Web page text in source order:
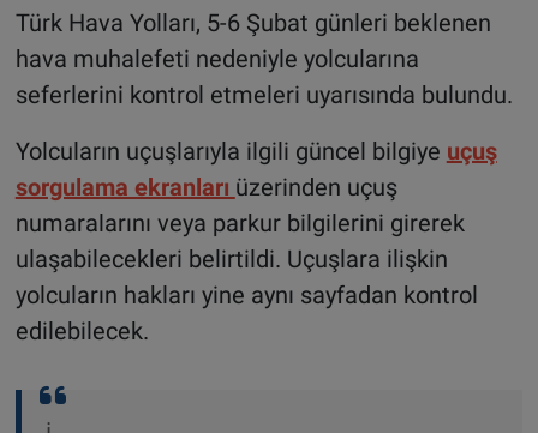
Türk Hava Yolları, 5-6 Şubat günleri beklenen
hava muhalefeti nedeniyle yolcularına
seferlerini kontrol etmeleri uyarısında bulundu.
Yolcuların uçuşlarıyla ilgili güncel bilgiye uçuş
sorgulama ekranları üzerinden uçuş
numaralarını veya parkur bilgilerini girerek
ulaşabilecekleri belirtildi. Uçuşlara ilişkin
yolcuların hakları yine aynı sayfadan kontrol
edilebilecek.